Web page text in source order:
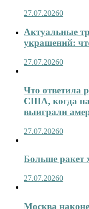
27.07.20260
Актуальные
украшений:
27.07.20260
Что ответила
США, когда на
выиграли
27.07.20260
Больше ракет
27.07.20260
Москва